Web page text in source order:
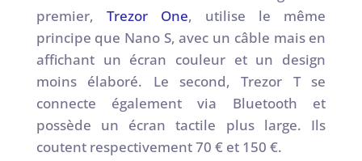
premier, Trezor One, utilise le même
principe que Nano S, avec un câble mais en
affichant un écran couleur et un design
moins élaboré. Le second, Trezor T se
connecte également via Bluetooth et
possède un écran tactile plus large. Ils
coutent respectivement 70 € et 150 €.